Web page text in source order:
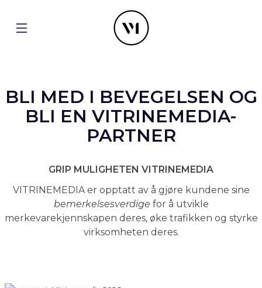
BLI MED I BEVEGELSEN OG
BLI EN VITRINEMEDIA-
PARTNER
GRIP MULIGHETEN VITRINEMEDIA
VITRINEMEDIA er opptatt av å gjøre kundene sine
bemerkelsesverdige for å utvikle
merkevarekjennskapen deres, øke trafikken og styrke
virksomheten deres.